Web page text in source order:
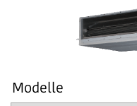
Modelle